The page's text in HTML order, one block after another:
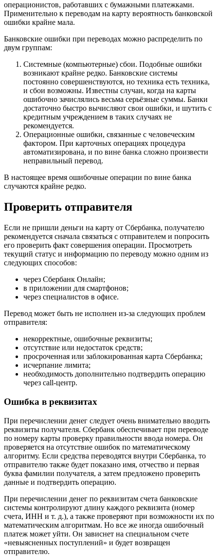
операционистов, работавших с бумажными платежками.
Применительно к переводам на карту вероятность банковской
ошибки крайне мала.
Банковские ошибки при переводах можно распределить по
двум группам:
Системные (компьютерные) сбои. Подобные ошибки
возникают крайне редко. Банковские системы
постоянно совершенствуются, но техника есть техника,
и сбои возможны. Известны случаи, когда на карты
ошибочно зачислялись весьма серьёзные суммы. Банки
достаточно быстро вычисляют свои ошибки, и шутить с
кредитным учреждением в таких случаях не
рекомендуется.
Операционные ошибки, связанные с человеческим
фактором. При карточных операциях процедура
автоматизирована, и по вине банка сложно произвести
неправильный перевод.
В настоящее время ошибочные операции по вине банка
случаются крайне редко.
Проверить отправителя
Если не пришли деньги на карту от Сбербанка, получателю
рекомендуется сначала связаться с отправителем и попросить
его проверить факт совершения операции. Просмотреть
текущий статус и информацию по переводу можно одним из
следующих способов:
через Сбербанк Онлайн;
в приложении для смартфонов;
через специалистов в офисе.
Перевод может быть не исполнен из-за следующих проблем
отправителя:
некорректные, ошибочные реквизиты;
отсутствие или недостаток средств;
просроченная или заблокированная карта Сбербанка;
исчерпание лимита;
необходимость дополнительно подтвердить операцию
через call-центр.
Ошибка в реквизитах
При перечислении денег следует очень внимательно вводить
реквизиты получателя. Сбербанк обеспечивает при переводе
по номеру карты проверку правильности ввода номера. Он
проверяется на отсутствие ошибок по математическому
алгоритму. Если средства переводятся внутри Сбербанка, то
отправителю также будет показано имя, отчество и первая
буква фамилии получателя, а затем предложено проверить
данные и подтвердить операцию.
При перечислении денег по реквизитам счета банковские
системы контролируют длину каждого реквизита (номер
счета, ИНН и т. д.), а также проверяют при возможности их по
математическим алгоритмам. Но все же иногда ошибочный
платеж может уйти. Он зависнет на специальном счете
«невыясненных поступлений» и будет возвращен
отправителю.